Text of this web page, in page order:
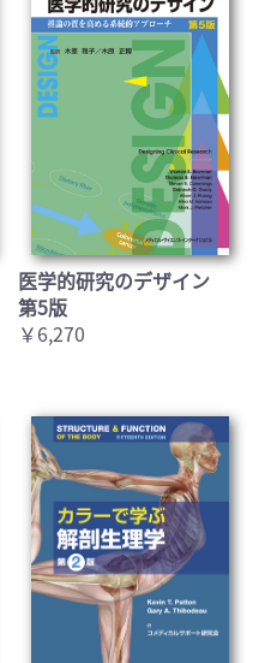
医学的研究のデザイン
第5版
￥6,270